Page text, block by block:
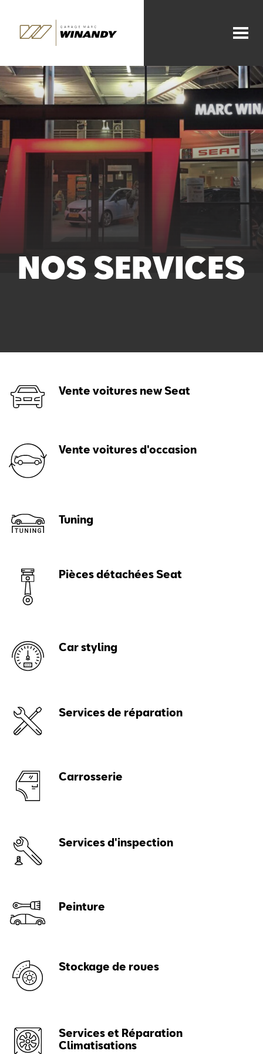
NOS SERVICES
Vente voitures new Seat
Vente voitures d'occasion
Tuning
Pièces détachées Seat
Car styling
Services de réparation
Carrosserie
Services d'inspection
Peinture
Stockage de roues
Services et Réparation
Climatisations